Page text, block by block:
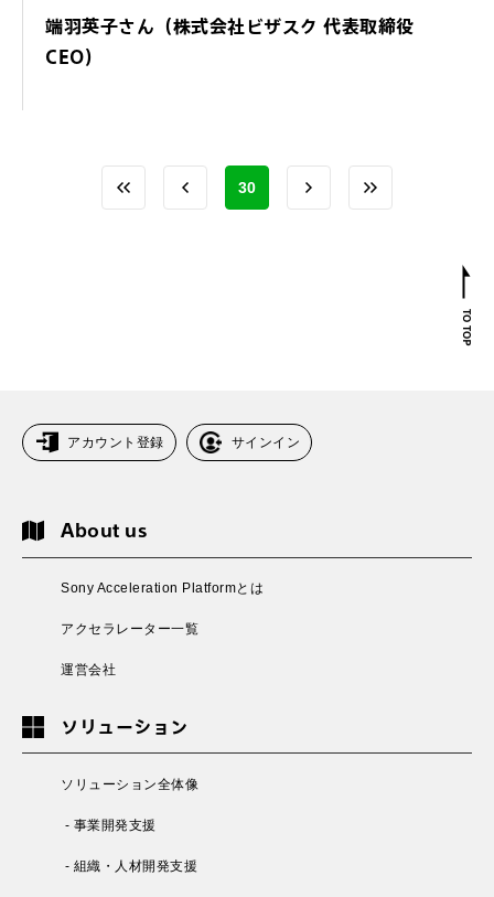
端羽英子さん（株式会社ビザスク 代表取締役
CEO）
30
アカウント登録 サインイン
About us
Sony Acceleration Platformとは
アクセラレーター一覧
運営会社
ソリューション
ソリューション全体像
- 事業開発支援
- 組織・人材開発支援